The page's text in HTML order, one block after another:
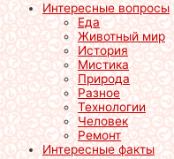
Интересные вопросы
Еда
Животный мир
История
Мистика
Природа
Разное
Технологии
Человек
Ремонт
Интересные факты